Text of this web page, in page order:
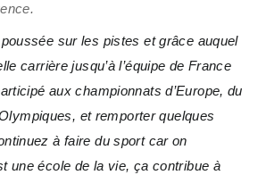
poussée sur les pistes et grâce auquel
carrière jusqu’à l’équipe de France
aux championnats d’Europe, du
et remporter quelques
à faire du sport car on
une école de la vie, ça contribue à